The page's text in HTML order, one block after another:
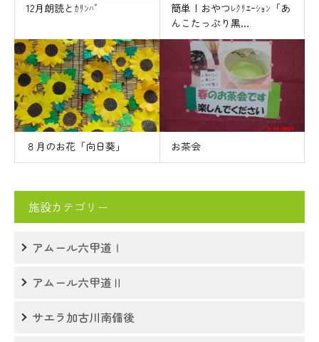
12月朗読とｶﾘﾝﾊﾞ
簡単！おやつﾚｸﾘｴｰｼｮﾝ「あ
んこたっぷり黒...
８月のお花「向日葵」 お茶会
施設カテゴリー
アムール六甲道Ⅰ
アムール六甲道Ⅱ
サエラ加古川南備後